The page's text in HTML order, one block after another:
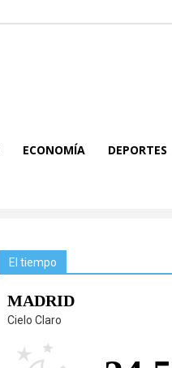
ECONOMÍA DEPORTES
El tiempo
MADRID
Cielo Claro